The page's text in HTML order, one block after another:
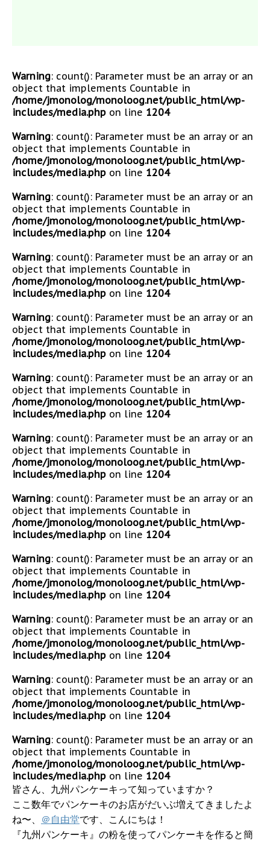
Warning: count(): Parameter must be an array or an
object that implements Countable in
/home/jmonolog/monoloog.net/public_html/wp-
includes/media.php on line 1204
Warning: count(): Parameter must be an array or an
object that implements Countable in
/home/jmonolog/monoloog.net/public_html/wp-
includes/media.php on line 1204
Warning: count(): Parameter must be an array or an
object that implements Countable in
/home/jmonolog/monoloog.net/public_html/wp-
includes/media.php on line 1204
Warning: count(): Parameter must be an array or an
object that implements Countable in
/home/jmonolog/monoloog.net/public_html/wp-
includes/media.php on line 1204
Warning: count(): Parameter must be an array or an
object that implements Countable in
/home/jmonolog/monoloog.net/public_html/wp-
includes/media.php on line 1204
Warning: count(): Parameter must be an array or an
object that implements Countable in
/home/jmonolog/monoloog.net/public_html/wp-
includes/media.php on line 1204
Warning: count(): Parameter must be an array or an
object that implements Countable in
/home/jmonolog/monoloog.net/public_html/wp-
includes/media.php on line 1204
Warning: count(): Parameter must be an array or an
object that implements Countable in
/home/jmonolog/monoloog.net/public_html/wp-
includes/media.php on line 1204
Warning: count(): Parameter must be an array or an
object that implements Countable in
/home/jmonolog/monoloog.net/public_html/wp-
includes/media.php on line 1204
Warning: count(): Parameter must be an array or an
object that implements Countable in
/home/jmonolog/monoloog.net/public_html/wp-
includes/media.php on line 1204
Warning: count(): Parameter must be an array or an
object that implements Countable in
/home/jmonolog/monoloog.net/public_html/wp-
includes/media.php on line 1204
Warning: count(): Parameter must be an array or an
object that implements Countable in
/home/jmonolog/monoloog.net/public_html/wp-
includes/media.php on line 1204
皆さん、九州パンケーキって知っていますか？
ここ数年でパンケーキのお店がだいぶ増えてきましたよ
ね〜、 ＠自由堂です、こんにちは！
『九州パンケーキ』の粉を使ってパンケーキを作ると簡